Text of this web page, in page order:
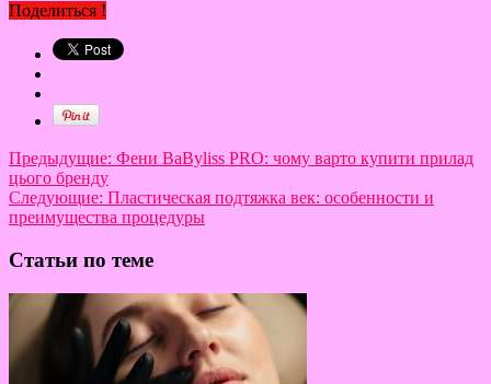
Поделиться !
Предыдущие: Фени BaByliss PRO: чому варто купити прилад
цього бренду
Следующие: Пластическая подтяжка век: особенности и
преимущества процедуры
Статьи по теме